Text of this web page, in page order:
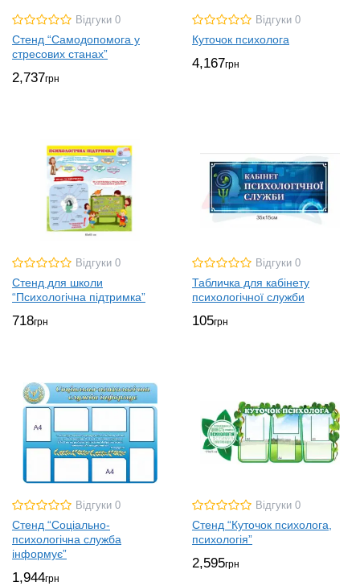
Відгуки 0
Стенд “Самодопомога у
стресових станах”
2,737грн
Відгуки 0
Куточок психолога
4,167грн
Відгуки 0
Стенд для школи
“Психологічна підтримка”
718грн
Відгуки 0
Табличка для кабінету
психологічної служби
105грн
Відгуки 0
Стенд “Соціально-
психологічна служба
інформує”
1,944грн
Відгуки 0
Стенд “Куточок психолога,
психологія”
2,595грн